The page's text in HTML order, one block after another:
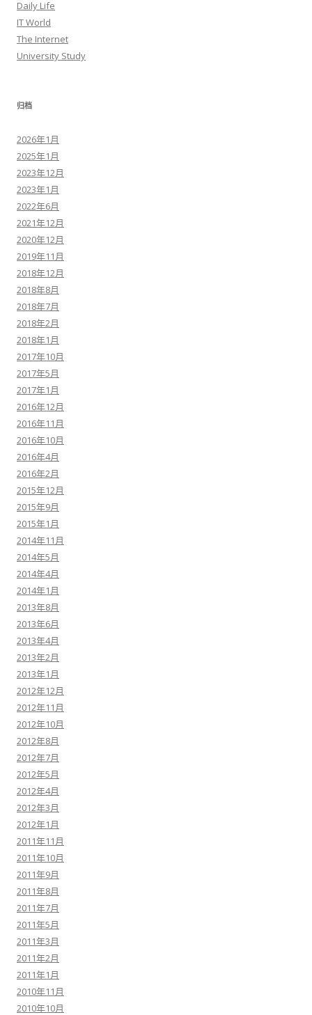
Daily Life
IT World
The Internet
University Study
归档
2026年1月
2025年1月
2023年12月
2023年1月
2022年6月
2021年12月
2020年12月
2019年11月
2018年12月
2018年8月
2018年7月
2018年2月
2018年1月
2017年10月
2017年5月
2017年1月
2016年12月
2016年11月
2016年10月
2016年4月
2016年2月
2015年12月
2015年9月
2015年1月
2014年11月
2014年5月
2014年4月
2014年1月
2013年8月
2013年6月
2013年4月
2013年2月
2013年1月
2012年12月
2012年11月
2012年10月
2012年8月
2012年7月
2012年5月
2012年4月
2012年3月
2012年1月
2011年11月
2011年10月
2011年9月
2011年8月
2011年7月
2011年5月
2011年3月
2011年2月
2011年1月
2010年11月
2010年10月